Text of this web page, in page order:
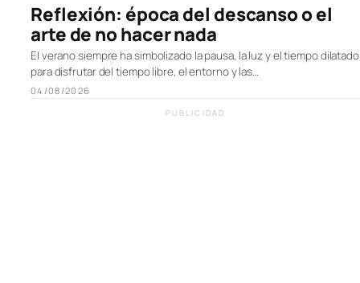
Reflexión: época del descanso o el
arte de no hacer nada
El verano siempre ha simbolizado la pausa, la luz y el tiempo dilatado
para disfrutar del tiempo libre, el entorno y las…
04/08/2026
PUBLICIDAD